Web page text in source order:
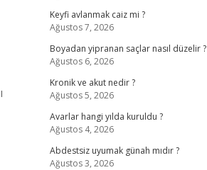
Keyfi avlanmak caiz mi ?
Ağustos 7, 2026
Boyadan yipranan saçlar nasıl düzelir ?
Ağustos 6, 2026
Kronik ve akut nedir ?
Ağustos 5, 2026
Avarlar hangi yılda kuruldu ?
Ağustos 4, 2026
Abdestsiz uyumak günah mıdır ?
Ağustos 3, 2026